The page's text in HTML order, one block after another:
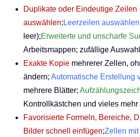
Duplikate oder Eindeutige Zeilen
auswählen; Leerzeilen auswählen
leer);Erweiterte und unscharfe
Arbeitsmappen; zufällige
Exakte Kopie mehrerer Zellen,
ändern; Automatische Erstellung
mehrere Blätter;
Kontrollkästchen und vieles
Favorisierte Formeln, Bereiche,
Bilder schnell einfügen;Zellen